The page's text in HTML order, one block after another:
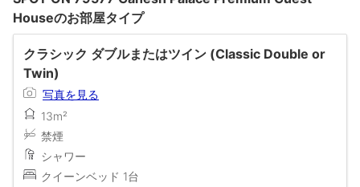
Houseのお部屋タイプ
クラシック ダブルまたはツイン (Classic Double or
Twin)
写真を見る
13m²
禁煙
シャワー
クイーンベッド 1台